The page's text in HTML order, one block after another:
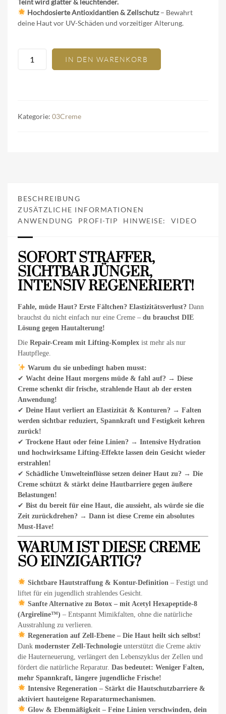
Teint wird glatter & leuchtender.
Hochdosierte Antioxidantien & Zellschutz– Bewahrt
deine Haut vor UV-Schäden und vorzeitiger Alterung.
IN DEN WARENKORB
Kategorie: 03Creme
BESCHREIBUNG
ZUSÄTZLICHE INFORMATIONEN
ANWENDUNG
PROFI-TIP HINWEISE: VIDEO
SOFORT STRAFFER,
SICHTBAR JÜNGER,
INTENSIV REGENERIERT!
Fahle, müde Haut? Erste Fältchen? Elastizitätsverlust? Dann
brauchst du nicht einfach nur eine Creme – du brauchst DIE
Lösung gegen Hautalterung!
Die Repair-Cream mit Lifting-Komplex ist mehr als nur
Hautpflege.
Warum du sie unbedingt haben musst:
✔ Wacht deine Haut morgens müde & fahl auf? → Diese
Creme schenkt dir frische, strahlende Haut ab der ersten
Anwendung!
✔ Deine Haut verliert an Elastizität & Konturen? → Falten
werden sichtbar reduziert, Spannkraft und Festigkeit kehren
zurück!
✔ Trockene Haut oder feine Linien? → Intensive Hydration
und hochwirksame Lifting-Effekte lassen dein Gesicht wieder
erstrahlen!
✔ Schädliche Umwelteinflüsse setzen deiner Haut zu? → Die
Creme schützt & stärkt deine Hautbarriere gegen äußere
Belastungen!
✔ Bist du bereit für eine Haut, die aussieht, als würde sie die
Zeit zurückdrehen? → Dann ist diese Creme ein absolutes
Must-Have!
WARUM IST DIESE CREME
SO EINZIGARTIG?
Sichtbare Hautstraffung & Kontur-Definition – Festigt und
liftet für ein jugendlich strahlendes Gesicht.
Sanfte Alternative zu Botox – mit Acetyl Hexapeptide-8
(Argireline™) – Entspannt Mimikfalten, ohne die natürliche
Ausstrahlung zu verlieren.
Regeneration auf Zell-Ebene – Die Haut heilt sich selbst!
Dank modernster Zell-Technologie unterstützt die Creme aktiv
die Hauterneuerung, verlängert den Lebenszyklus der Zellen und
fördert die natürliche Reparatur. Das bedeutet: Weniger Falten,
mehr Spannkraft, längere jugendliche Frische!
Intensive Regeneration – Stärkt die Hautschutzbarriere &
aktiviert hauteigene Reparaturmechanismen.
Glow & Ebenmäßigkeit – Feine Linien verschwinden, dein